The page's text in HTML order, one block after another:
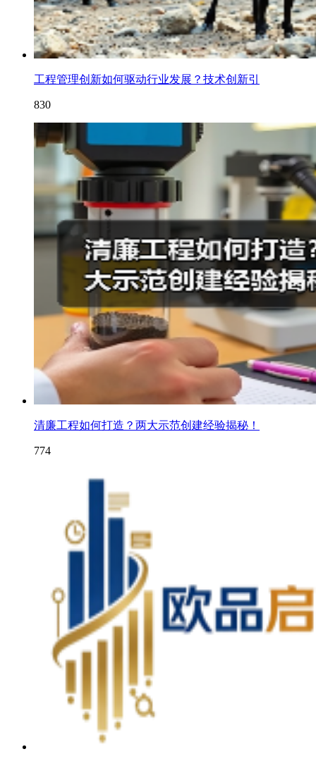
工程管理创新如何驱动行业发展？技术创新引
830
清廉工程如何打造？两大示范创建经验揭秘！
774